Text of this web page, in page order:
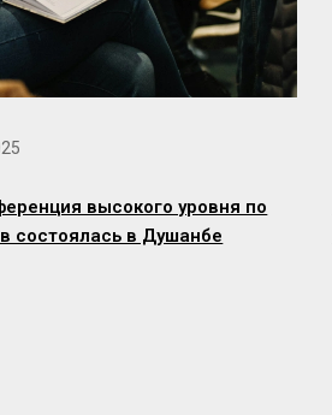
высокого уровня по
состоялась в Душанбе